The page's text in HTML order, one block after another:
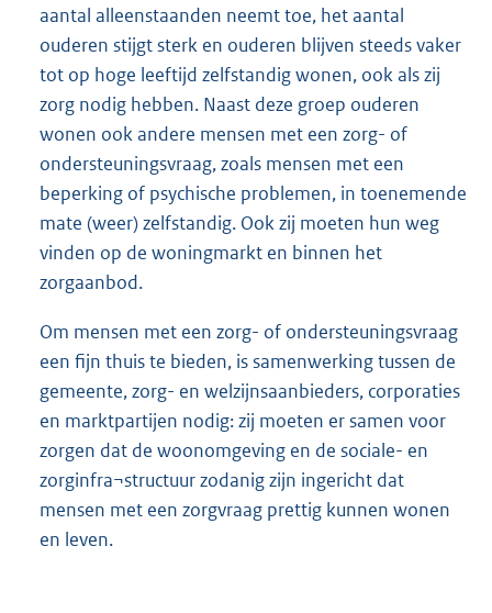
aantal alleenstaanden neemt toe, het aantal
ouderen stijgt sterk en ouderen blijven steeds vaker
tot op hoge leeftijd zelfstandig wonen, ook als zij
zorg nodig hebben. Naast deze groep ouderen
wonen ook andere mensen met een zorg- of
ondersteuningsvraag, zoals mensen met een
beperking of psychische problemen, in toenemende
mate (weer) zelfstandig. Ook zij moeten hun weg
vinden op de woningmarkt en binnen het
zorgaanbod.
Om mensen met een zorg- of ondersteuningsvraag
een fijn thuis te bieden, is samenwerking tussen de
gemeente, zorg- en welzijnsaanbieders, corporaties
en marktpartijen nodig: zij moeten er samen voor
zorgen dat de woonomgeving en de sociale- en
zorginfra¬structuur zodanig zijn ingericht dat
mensen met een zorgvraag prettig kunnen wonen
en leven.